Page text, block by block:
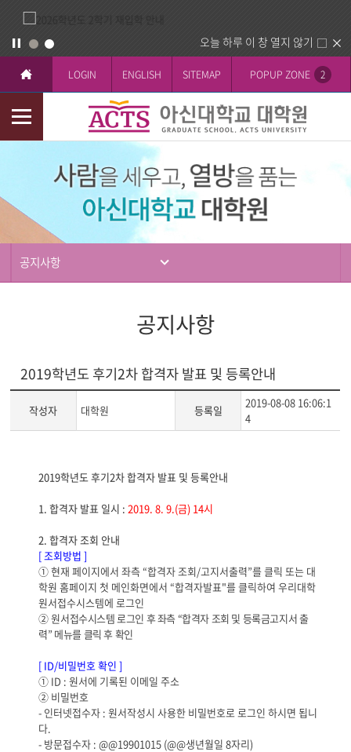
오늘 하루 이 창 열지 않기
LOGIN ENGLISH SITEMAP POPUP ZONE 2
모
바
공지사항
공지사항
2019학년도 후기2차 합격자 발표 및 등록안내
작성자 대학원 등록일
2019-08-08 16:06:1
4
시
본
2019학년도 후기2차 합격자 발표 및 등록안내
1.합격자 발표 일시 : 2019. 8. 9.(금) 14시
2.합격자 조회 안내
[조회방법]
①현재 페이지에서 좌측“합격자 조회/고지서출력”를 클릭 또는 대
학원 홈페이지 첫 메인화면에서“합격자발표"를 클릭하여 우리대학
원서접수시스템에 로그인
②원서접수시스템 로그인 후 좌측 “합격자 조회 및 등록금고지서 출
력” 메뉴를 클릭 후 확인
[ ID/비밀번호 확인]
① ID :원서에 기록된 이메일 주소
② 비밀번호
- 인터넷접수자 :원서작성시 사용한 비밀번호로 로그인 하시면 됩니
다.
- 방문접수자 : @@19901015 (@@생년월일8자리)